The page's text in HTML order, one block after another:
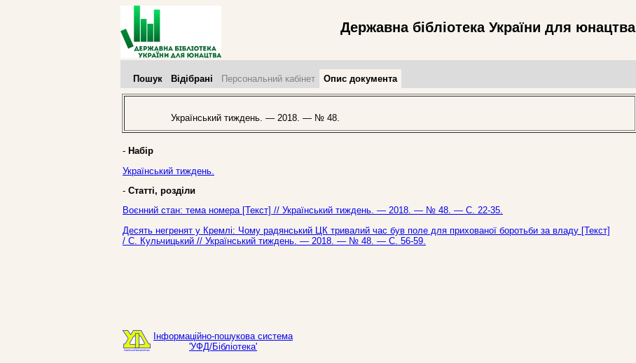
Державна бібліотека України для юнацтва
Пошук Відібрані Персональний кабінет Опис документа
Український тиждень. — 2018. — № 48.
- Набір
Український тиждень.
- Статті, розділи
Воєнний стан: тема номера [Текст] // Український тиждень. — 2018. — № 48. — С. 22-35.
Десять негренят у Кремлі: Чому радянський ЦК тривалий час був поле для прихованої боротьби за владу [Текст]
/ С. Кульчицький // Український тиждень. — 2018. — № 48. — С. 56-59.
Інформаційно-пошукова система
'УФД/Бібліотека'